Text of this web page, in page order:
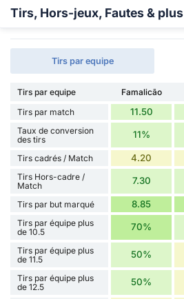
Tirs, Hors-jeux, Fautes & plus
Tirs par equipe
Tirs par equipe Famalicão
Tirs par match
11.50
Taux de conversion
des tirs
11%
Tirs cadrés / Match 4.20
Tirs Hors-cadre /
Match
7.30
Tirs par but marqué 8.85
Tirs par équipe plus
de 10.5
70%
Tirs par équipe plus
de 11.5
50%
Tirs par équipe plus
de 12.5
50%